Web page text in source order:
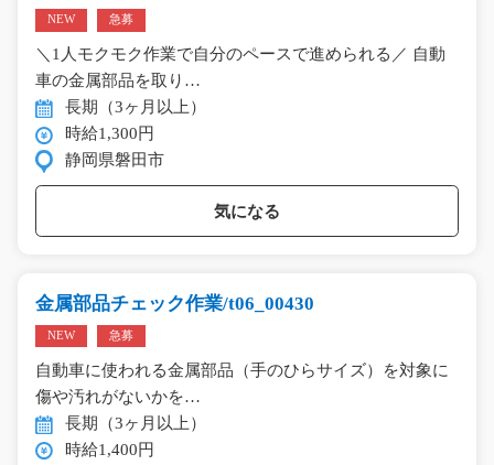
NEW 急募
＼1人モクモク作業で自分のペースで進められる／ 自動
車の金属部品を取り…
長期（3ヶ月以上）
時給1,300円
静岡県磐田市
気になる
金属部品チェック作業/t06_00430
NEW 急募
自動車に使われる金属部品（手のひらサイズ）を対象に
傷や汚れがないかを…
長期（3ヶ月以上）
時給1,400円